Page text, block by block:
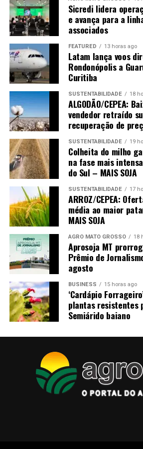
Concessão de Aval (CCA). Esta
manutenção do próprio fundo e tem o
contribuir para o aumento de recursos
número de negócios ao longo do
Sicredi lidera
e avança para a
associados
FEATURED 13 horas ago
Latam lança voos
Rondonópolis a
Curitiba
SUSTENTABILIDADE 18
ALGODÃO/CEPEA:
vendedor retraído
recuperação de
SUSTENTABILIDADE 19
Colheita do milho
na fase mais
do Sul – MAIS SOJA
SUSTENTABILIDADE 17
ARROZ/CEPEA:
média ao maior
MAIS SOJA
AGRO MATO GROSSO 18
Aprosoja MT
Prêmio de
agosto
BUSINESS 15 horas ago
‘Cardápio
plantas resistentes
Semiárido baiano